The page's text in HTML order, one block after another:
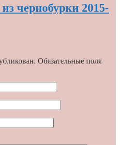
чернобурки 2015-
Обязательные поля